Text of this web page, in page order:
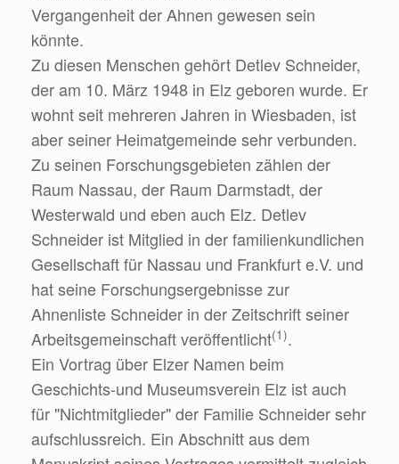
Vergangenheit der Ahnen gewesen sein
könnte.
Zu diesen Menschen gehört Detlev Schneider,
der am 10. März 1948 in Elz geboren wurde. Er
wohnt seit mehreren Jahren in Wiesbaden, ist
aber seiner Heimatgemeinde sehr verbunden.
Zu seinen Forschungsgebieten zählen der
Raum Nassau, der Raum Darmstadt, der
Westerwald und eben auch Elz. Detlev
Schneider ist Mitglied in der familienkundlichen
Gesellschaft für Nassau und Frankfurt e.V. und
hat seine Forschungsergebnisse zur
Ahnenliste Schneider in der Zeitschrift seiner
Arbeitsgemeinschaft veröffentlicht(1).
Ein Vortrag über Elzer Namen beim
Geschichts-und Museumsverein Elz ist auch
für "Nichtmitglieder" der Familie Schneider sehr
aufschlussreich. Ein Abschnitt aus dem